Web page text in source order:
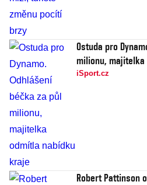
Ostuda pro
milionu,
iSport.cz
Robert Pattinson